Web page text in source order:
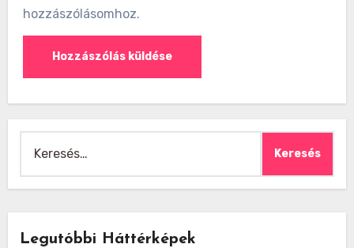
hozzászólásomhoz.
Legutóbbi Háttérképek